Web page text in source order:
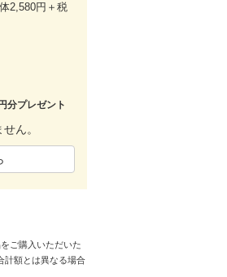
体2,580円＋税
分プレゼント
ん。
ご購入いただいた
計額とは異なる場合